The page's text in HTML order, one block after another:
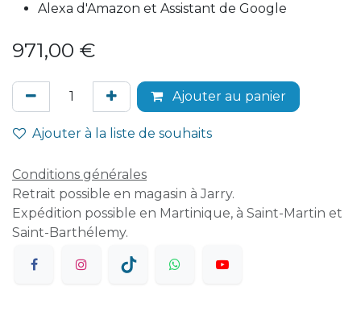
Alexa d'Amazon et Assistant de Google
971,00 €
Ajouter au panier
Ajouter à la liste de souhaits
Conditions générales
Retrait possible en magasin à Jarry.
Expédition possible en Martinique, à Saint-Martin et
Saint-Barthélemy.